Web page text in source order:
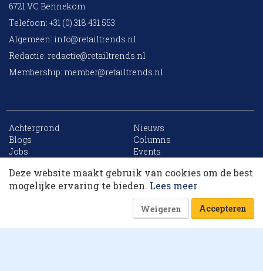
Dit artikel krijg je cadeau. Lees alles van
RetailTrends voor slechts € 10,- (eerste maand).
Of log in
6721 VC Bennekom
Telefoon: +31 (0) 318 431 553
Algemeen: info@retailtrends.nl
Redactie: redactie@retailtrends.nl
Membership: member@retailtrends.nl
Achtergrond
Nieuws
Blogs
Columns
Jobs
Events
Archief
Sitemap
Website is powered by
Deze website maakt gebruik van cookies om de best
mogelijke ervaring te bieden. Lees meer
Weigeren Accepteren